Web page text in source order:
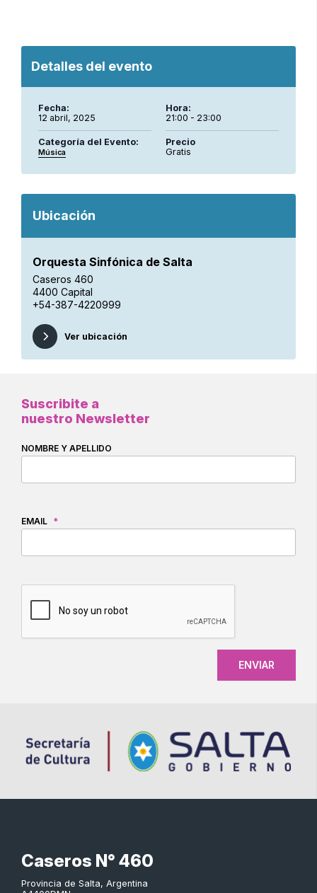
Detalles del evento
Fecha:
12 abril, 2025
Hora:
21:00 - 23:00
Categoría del Evento:
Música
Precio
Gratis
Ubicación
Orquesta Sinfónica de Salta
Caseros 460
4400 Capital
+54-387-4220999
Ver ubicación
Suscribite a
nuestro Newsletter
NOMBRE Y APELLIDO
EMAIL *
CAPTCHA
Caseros N° 460
Provincia de Salta, Argentina